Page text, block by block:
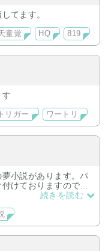
てます。
童覚 HQ 819
す
リガー ワートリ
小説があります。パ
けておりますのでよ
続きを読む